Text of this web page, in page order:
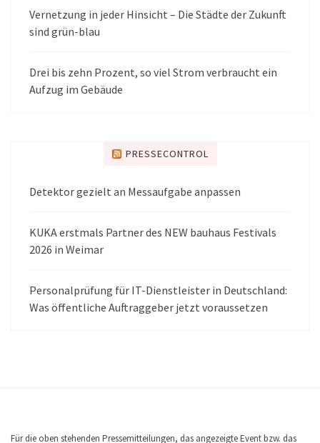
Vernetzung in jeder Hinsicht – Die Städte der Zukunft
sind grün-blau
Drei bis zehn Prozent, so viel Strom verbraucht ein
Aufzug im Gebäude
PRESSECONTROL
Detektor gezielt an Messaufgabe anpassen
KUKA erstmals Partner des NEW bauhaus Festivals
2026 in Weimar
Personalprüfung für IT-Dienstleister in Deutschland:
Was öffentliche Auftraggeber jetzt voraussetzen
Für die oben stehenden Pressemitteilungen, das angezeigte Event bzw. das